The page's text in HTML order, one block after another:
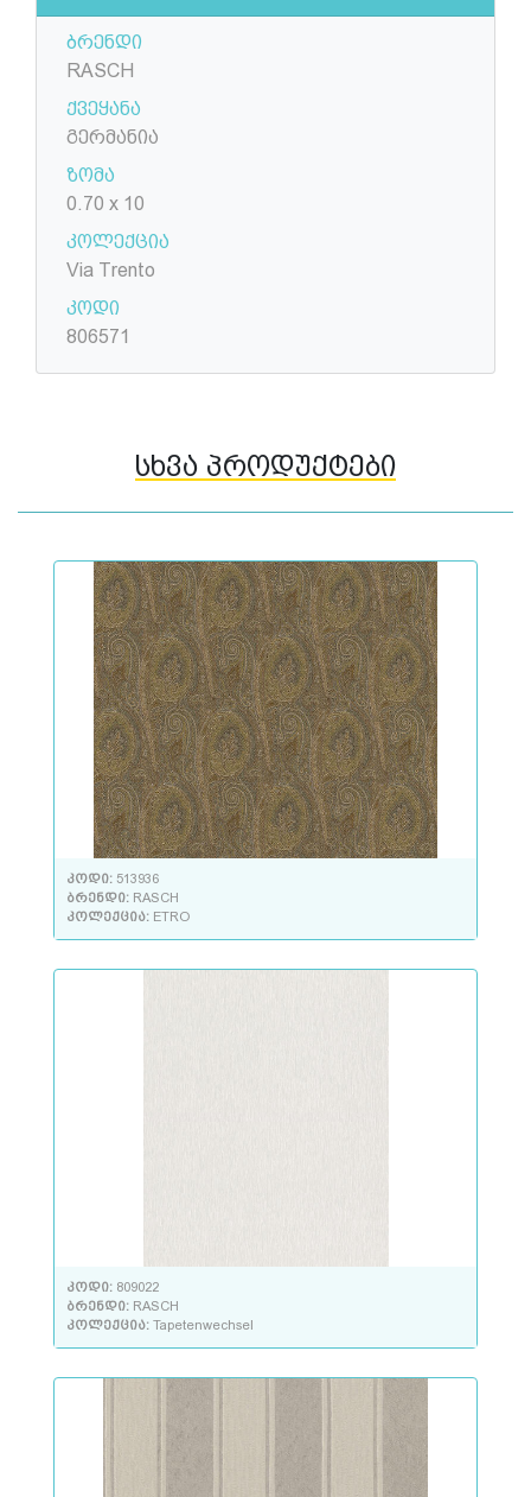
ბრენდი
RASCH
ქვეყანა
გერმანია
ზომა
0.70 x 10
კოლექცია
Via Trento
კოდი
806571
სხვა პროდუქტები
კოდი: 513936
ბრენდი: RASCH
კოლექცია: ETRO
კოდი: 809022
ბრენდი: RASCH
კოლექცია: Tapetenwechsel